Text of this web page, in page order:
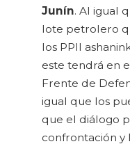
Junín. Al igual
lote petrolero
los PPII
este tendrá en
Frente de
igual que los
que el diálogo
confrontación y